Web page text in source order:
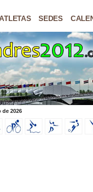
ATLETAS SEDES
de 2026